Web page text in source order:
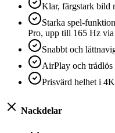
Klar, färgstark bild
Starka spel-
Pro, upp till 165 Hz via
Snabbt och
AirPlay och
Prisvärd helhet i
Nackdelar